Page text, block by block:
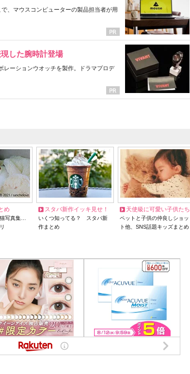
、マウスコンピューターの製品担当者が用
した腕時計登場
レーションウオッチを製作。ドラマプロデ
め
写真集…
スタバ新作イッキ見せ！
いくつ知ってる？ スタバ新
作まとめ
天使級に可愛い子供たち
ペットと子供の仲良しショッ
ト他、SNS話題キッズまとめ